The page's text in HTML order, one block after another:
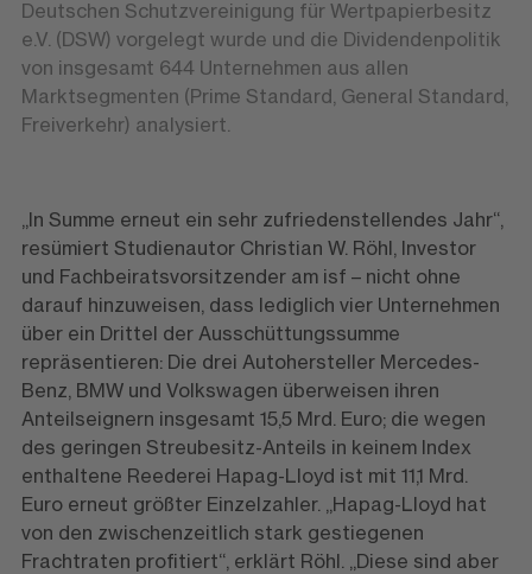
Deutschen Schutzvereinigung für Wertpapierbesitz
e.V. (DSW) vorgelegt wurde und die Dividendenpolitik
von insgesamt 644 Unternehmen aus allen
Marktsegmenten (Prime Standard, General Standard,
Freiverkehr) analysiert.
„In Summe erneut ein sehr zufriedenstellendes Jahr“,
resümiert Studienautor Christian W. Röhl, Investor
und Fachbeiratsvorsitzender am isf – nicht ohne
darauf hinzuweisen, dass lediglich vier Unternehmen
über ein Drittel der Ausschüttungssumme
repräsentieren: Die drei Autohersteller Mercedes-
Benz, BMW und Volkswagen überweisen ihren
Anteilseignern insgesamt 15,5 Mrd. Euro; die wegen
des geringen Streubesitz-Anteils in keinem Index
enthaltene Reederei Hapag-Lloyd ist mit 11,1 Mrd.
Euro erneut größter Einzelzahler. „Hapag-Lloyd hat
von den zwischenzeitlich stark gestiegenen
Frachtraten profitiert“, erklärt Röhl. „Diese sind aber